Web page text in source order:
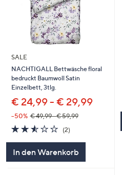
rechts,
um
diese
anzuzeigen.
SALE
NACHTIGALL Bettwäsche floral
bedruckt Baumwoll Satin
Einzelbett, 3tlg.
€ 24,99 - € 29,99
--50% € 49,99 - € 59,99
2.5
von
(2)2
In den Warenkorb